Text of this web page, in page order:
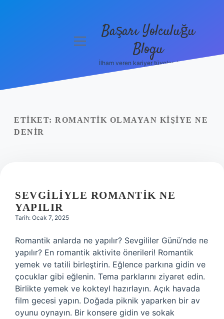
Yasal Uyarı
menüyüBaşarı Yolculuğu
Blogu
İlham veren kariyer tüyoları burada!
ETIKET: ROMANTIK OLMAYAN KIŞIYE NE
DENIR
SEVGILIYLE ROMANTIK NE
YAPILIR
Tarih: Ocak 7, 2025
Romantik anlarda ne yapılır? Sevgililer Günü’nde ne
yapılır? En romantik aktivite önerileri! Romantik
yemek ve tatili birleştirin. Eğlence parkına gidin ve
çocuklar gibi eğlenin. Tema parklarını ziyaret edin.
Birlikte yemek ve kokteyl hazırlayın. Açık havada
film gecesi yapın. Doğada piknik yaparken bir av
oyunu oynayın. Bir konsere gidin ve sokak